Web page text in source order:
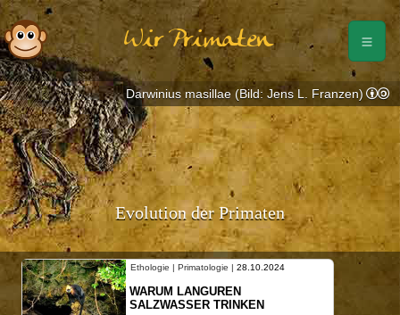
Wir Primaten
Evolution der Primaten
Ethologie | Primatologie | 28.10.2024
WARUM LANGUREN
SALZWASSER TRINKEN
Darwinius masillae (Bild: Jens L. Franzen)